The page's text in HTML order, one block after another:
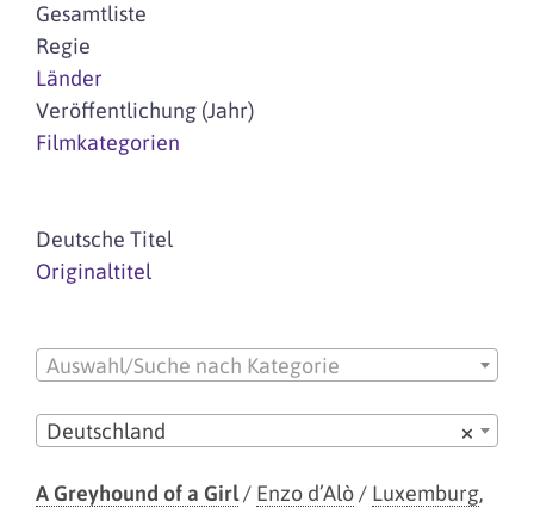
Gesamtliste
Regie
Länder
Veröffentlichung (Jahr)
Filmkategorien
Deutsche Titel
Originaltitel
Auswahl/Suche nach Kategorie
×
Deutschland
A Greyhound of a Girl/ Enzo d’Alò/ Luxemburg,